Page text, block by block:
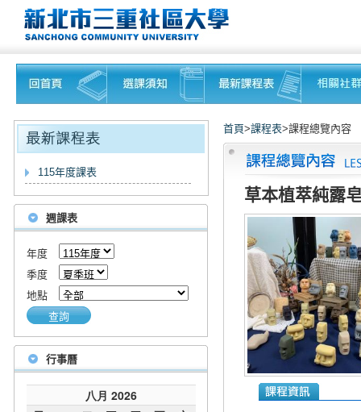
115年度課表
週課表
年度
季度
地點
查詢
行事曆
首頁>課程表>課程總覽內容
草本植萃純露